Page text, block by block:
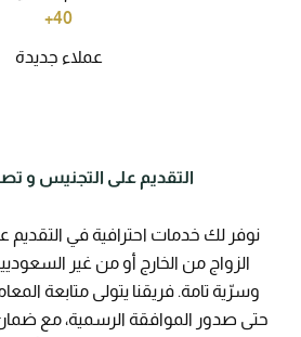
40+
عملاء جديدة
التقديم على التجنيس و
نوفر لك خدمات احترافية في التقديم
الزواج من الخارج أو من غير
وسرّية تامة. فريقنا يتولى متابعة
حتى صدور الموافقة الرسمية، مع ضمان